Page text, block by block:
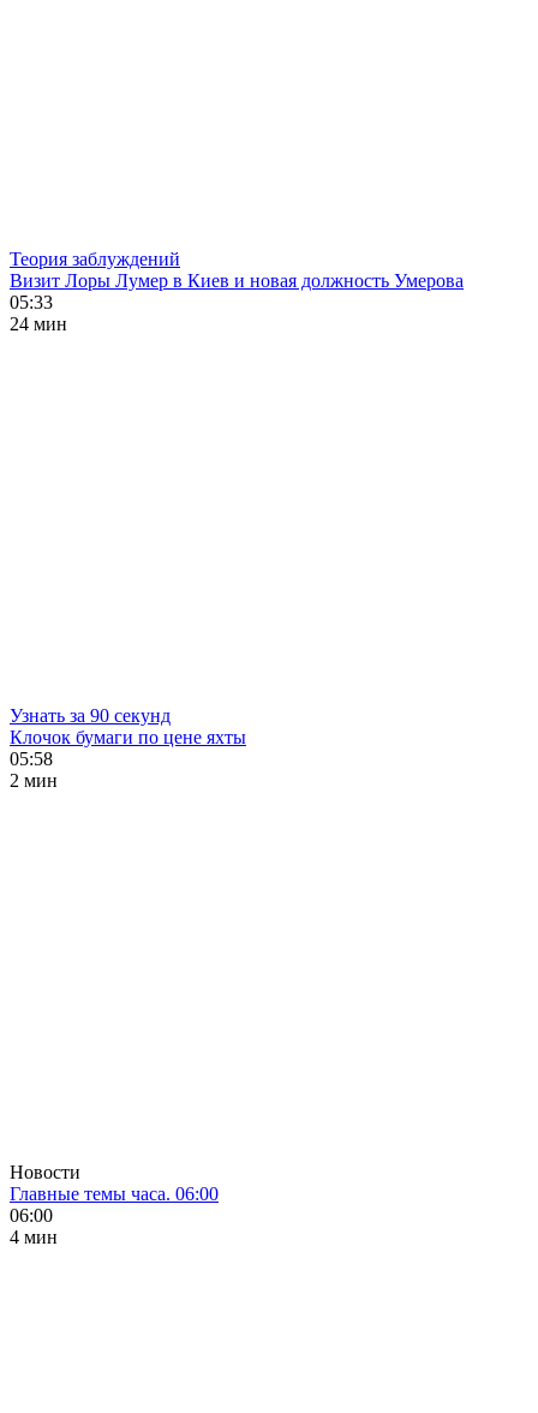
Теория заблуждений
Визит Лоры Лумер в Киев и новая должность Умерова
05:33
24 мин
Узнать за 90 секунд
Клочок бумаги по цене яхты
05:58
2 мин
Новости
Главные темы часа. 06:00
06:00
4 мин